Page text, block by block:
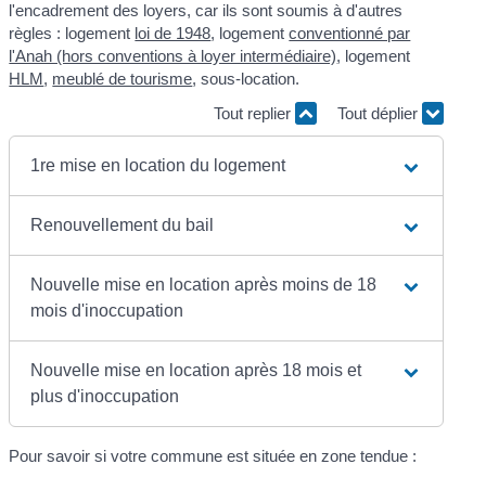
l'encadrement des loyers, car ils sont soumis à d'autres
règles : logement loi de 1948, logementconventionné par
l'Anah (hors conventions à loyer intermédiaire), logement
HLM, meublé de tourisme, sous-location.
Tout replier
Tout déplier
1re mise en location du logement
Renouvellement du bail
Nouvelle mise en location après moins de 18
mois d'inoccupation
Nouvelle mise en location après 18 mois et
plus d'inoccupation
Pour savoir si votre commune est située en zone tendue :